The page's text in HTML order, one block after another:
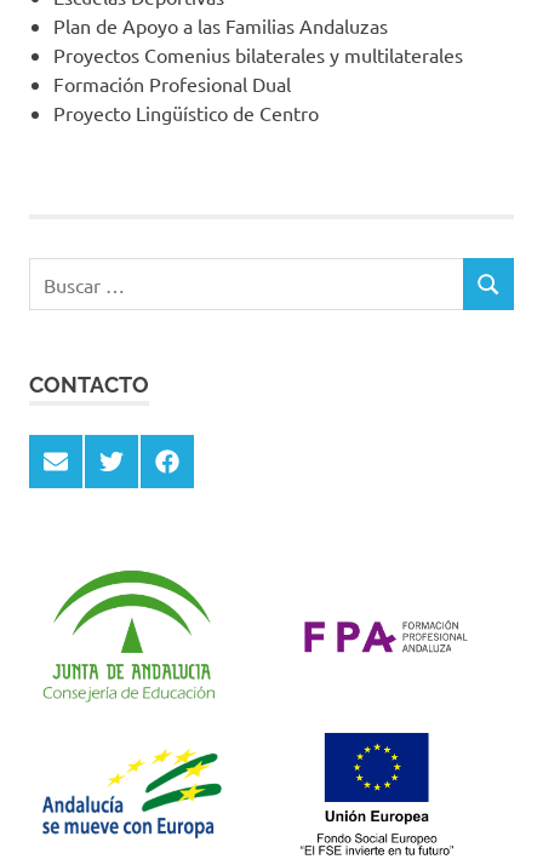
Plan de Apoyo a las Familias Andaluzas
Proyectos Comenius bilaterales y multilaterales
Formación Profesional Dual
Proyecto Lingüístico de Centro
BUSCAR
CONTACTO
Email TwitterFacebook